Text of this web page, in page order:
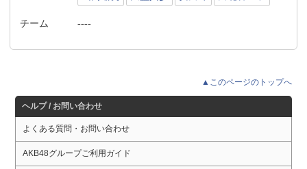
チーム ----
▲このページのトップへ
ヘルプ / お問い合わせ
よくある質問・お問い合わせ
AKB48グループご利用ガイド